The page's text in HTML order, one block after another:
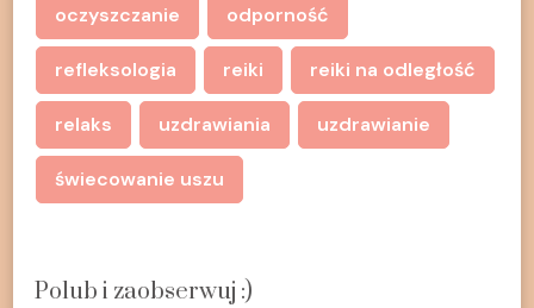
oczyszczanie odporność
refleksologia reiki reiki na odległość
relaks uzdrawiania uzdrawianie
świecowanie uszu
Polub i zaobserwuj :)